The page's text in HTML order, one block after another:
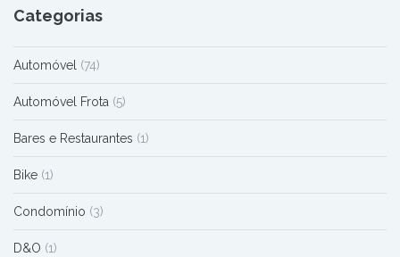
Categorias
Automóvel (74)
Automóvel Frota (5)
Bares e Restaurantes (1)
Bike (1)
Condomínio (3)
D&O (1)